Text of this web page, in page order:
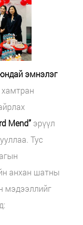
эмнэлэг
хамтран
Mend” эрүүл
Тус
анхан шатны
мэдээллийг